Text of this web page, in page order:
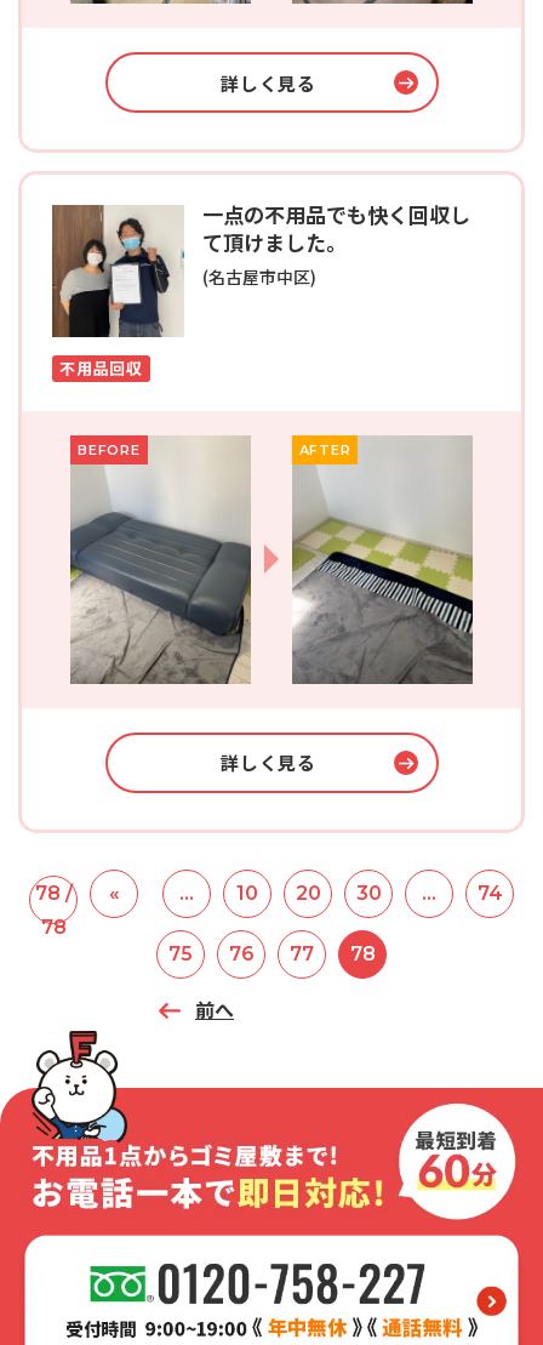
詳しく見る
一点の不用品でも快く回収し
て頂けました。
(名古屋市中区)
不用品回収
BEFORE AFTER
詳しく見る
78 /
78
«
前へ
... 10 20 30 ... 74
75 76 77 78